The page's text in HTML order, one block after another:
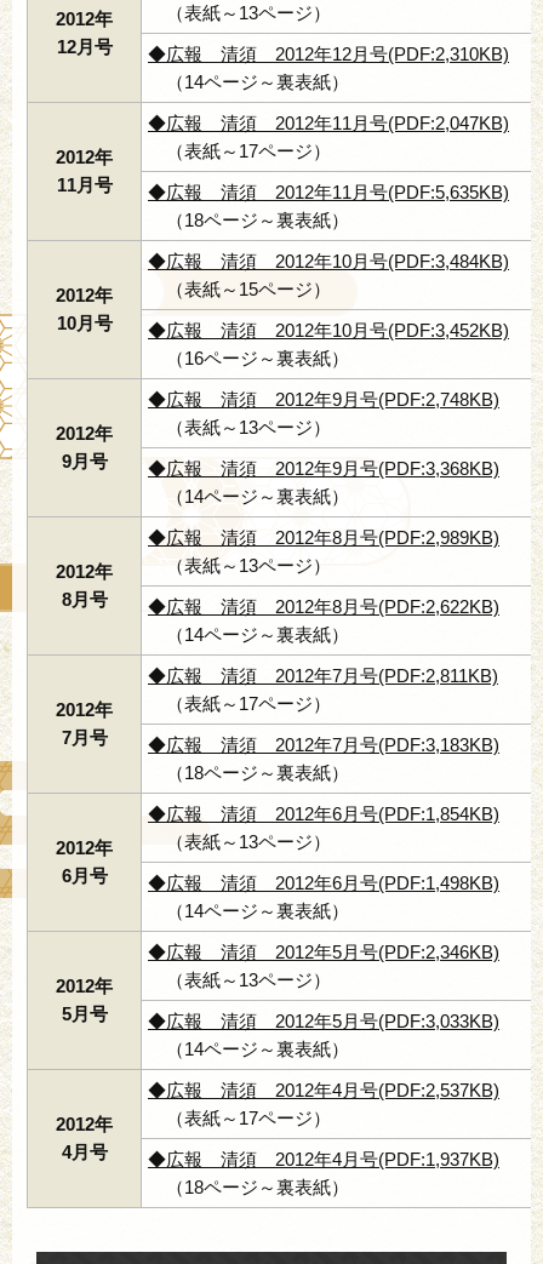
2012年
12月号
（表紙～13ページ）
◆広報 清須 2012年12月号(PDF:2,310KB)
（14ページ～裏表紙）
2012年
11月号
◆広報 清須 2012年11月号(PDF:2,047KB)
（表紙～17ページ）
◆広報 清須 2012年11月号(PDF:5,635KB)
（18ページ～裏表紙）
2012年
10月号
◆広報 清須 2012年10月号(PDF:3,484KB)
（表紙～15ページ）
◆広報 清須 2012年10月号(PDF:3,452KB)
（16ページ～裏表紙）
2012年
9月号
◆広報 清須 2012年9月号(PDF:2,748KB)
（表紙～13ページ）
◆広報 清須 2012年9月号(PDF:3,368KB)
（14ページ～裏表紙）
2012年
8月号
◆広報 清須 2012年8月号(PDF:2,989KB)
（表紙～13ページ）
◆広報 清須 2012年8月号(PDF:2,622KB)
（14ページ～裏表紙）
2012年
7月号
◆広報 清須 2012年7月号(PDF:2,811KB)
（表紙～17ページ）
◆広報 清須 2012年7月号(PDF:3,183KB)
（18ページ～裏表紙）
2012年
6月号
◆広報 清須 2012年6月号(PDF:1,854KB)
（表紙～13ページ）
◆広報 清須 2012年6月号(PDF:1,498KB)
（14ページ～裏表紙）
2012年
5月号
◆広報 清須 2012年5月号(PDF:2,346KB)
（表紙～13ページ）
◆広報 清須 2012年5月号(PDF:3,033KB)
（14ページ～裏表紙）
2012年
4月号
◆広報 清須 2012年4月号(PDF:2,537KB)
（表紙～17ページ）
◆広報 清須 2012年4月号(PDF:1,937KB)
（18ページ～裏表紙）